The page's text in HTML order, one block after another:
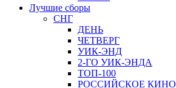
Лучшие сборы
СНГ
ДЕНЬ
ЧЕТВЕРГ
УИК-ЭНД
2-ГО УИК-ЭНДА
ТОП-100
РОССИЙСКОЕ КИНО